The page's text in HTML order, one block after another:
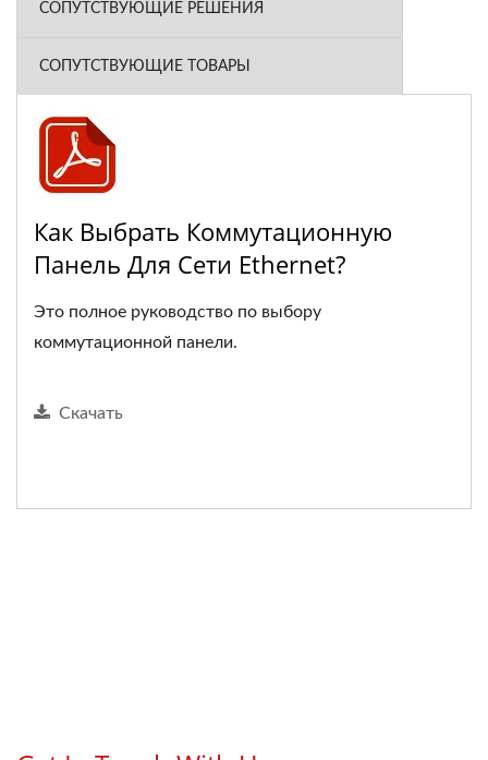
СОПУТСТВУЮЩИЕ РЕШЕНИЯ
СОПУТСТВУЮЩИЕ ТОВАРЫ
Как Выбрать Коммутационную
Панель Для Сети Ethernet?
Это полное руководство по выбору
коммутационной панели.
Скачать